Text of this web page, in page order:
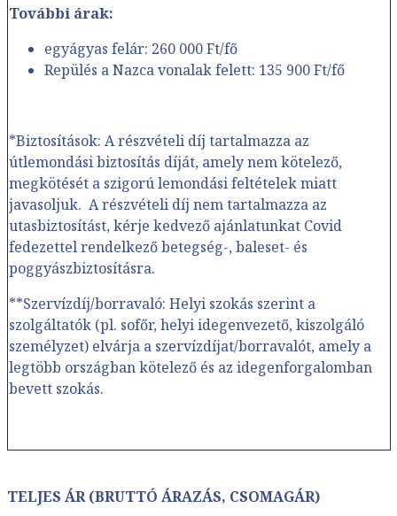
További árak:
egyágyas felár: 260 000 Ft/fő
Repülés a Nazca vonalak felett: 135 900 Ft/fő
*Biztosítások: A részvételi díj tartalmazza az
útlemondási biztosítás díját, amely nem kötelező,
megkötését a szigorú lemondási feltételek miatt
javasoljuk. A részvételi díj nem tartalmazza az
utasbiztosítást, kérje kedvező ajánlatunkat Covid
fedezettel rendelkező betegség-, baleset- és
poggyászbiztosításra.
**Szervízdíj/borravaló: Helyi szokás szerint a
szolgáltatók (pl. sofőr, helyi idegenvezető, kiszolgáló
személyzet) elvárja a szervízdíjat/borravalót, amely a
legtöbb országban kötelező és az idegenforgalomban
bevett szokás.
TELJES ÁR (BRUTTÓ ÁRAZÁS, CSOMAGÁR)